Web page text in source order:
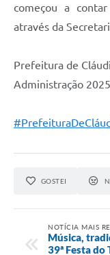
começou a
através da
Prefeitura de
Administração
GOSTEI
NOTÍCIA MAIS
Música,
39ª Festa